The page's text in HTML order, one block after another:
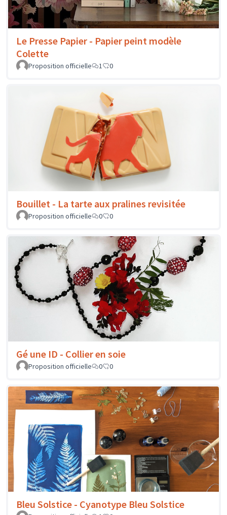
Le Presse Papier - Papier peint modèle
Colette
Proposition officielle 1 0
Bouillet - La tarte aux pralines revisitée
Proposition officielle 0 0
Gé une ID - Collier en soie
Proposition officielle 0 0
Bleu Solstice - Cyanotype Bleu Solstice